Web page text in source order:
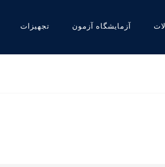
آزمایشگاه آزمون تجهیزات